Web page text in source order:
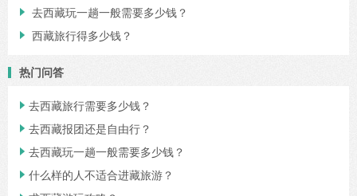
 去西藏玩一趟一般需要多少钱？
 西藏旅行得多少钱？
热门问答
 去西藏旅行需要多少钱？
 去西藏报团还是自由行？
 去西藏玩一趟一般需要多少钱？
 什么样的人不适合进藏旅游？